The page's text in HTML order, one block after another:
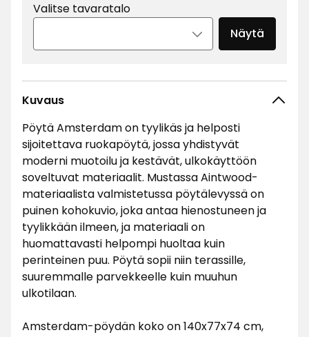
Valitse tavaratalo
Näytä
Kuvaus
Pöytä Amsterdam on tyylikäs ja helposti
sijoitettava ruokapöytä, jossa yhdistyvät
moderni muotoilu ja kestävät, ulkokäyttöön
soveltuvat materiaalit. Mustassa Aintwood-
materiaalista valmistetussa pöytälevyssä on
puinen kohokuvio, joka antaa hienostuneen ja
tyylikkään ilmeen, ja materiaali on
huomattavasti helpompi huoltaa kuin
perinteinen puu. Pöytä sopii niin terassille,
suuremmalle parvekkeelle kuin muuhun
ulkotilaan.
Amsterdam-pöydän koko on 140x77x74 cm,